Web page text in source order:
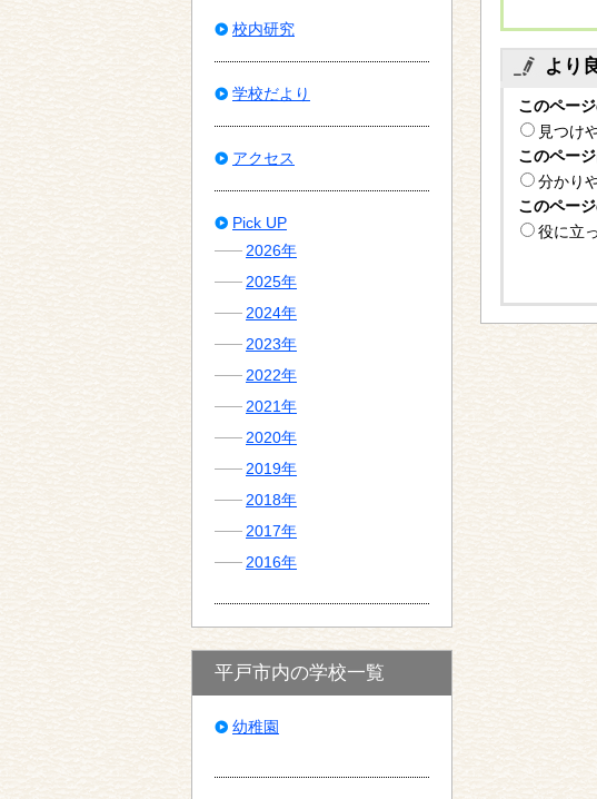
より
このペー
見つけ
このペー
分かり
このペー
役に立
校内研究
学校だより
アクセス
Pick UP
2026年
2025年
2024年
2023年
2022年
2021年
2020年
2019年
2018年
2017年
2016年
平戸市内の学校一覧
幼稚園